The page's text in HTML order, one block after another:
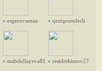
esgerovsenan qeziqezenferli
mabdullayeva81 residrehimov27